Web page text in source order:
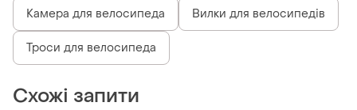
Камера для велосипеда Вилки для велосипедів
Троси для велосипеда
Схожі запити